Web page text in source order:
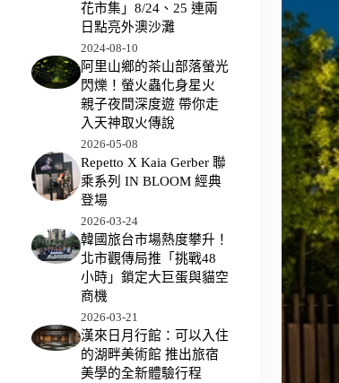
花市集」8/24、25 連兩
日點亮外澳沙灘
2024-08-10
阿里山鄉的茶山部落螢光
閃爍！螢火蟲化身星火
親子夜間深度遊 帶你走
入天神取火傳說
2026-05-08
Repetto X Kaia Gerber 聯
乘系列 IN BLOOM 經典
登場
2026-03-24
韓國旅台市場熱度攀升！
北市觀傳局推「挑戰48
小時」鎖定大巨蛋與貓空
商機
2026-03-21
漢來日月行館：可以入住
的湖畔美術館 推出旅宿
美學的全新體驗行程